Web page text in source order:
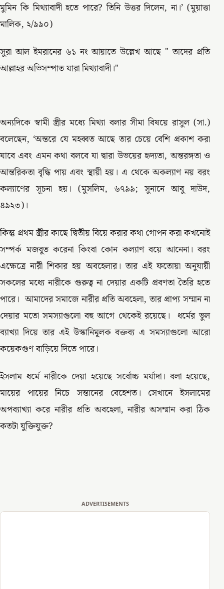
মুমিন কি মিথ্যাবাদী হতে পারে? তিনি উত্তর দিলেন, না।’ (মুয়াত্তা
মালিক, ২/৯৯০)
সুরা আল ইমরানের ৬১ নং আয়াতে উল্লেখ আছে " তাদের প্রতি
আল্লাহর অভিসম্পাত যারা মিথ্যাবাদী।"
অন্যদিকে স্বামী স্ত্রীর মধ্যে মিথ্যা বলার সীমা বিষয়ে রাসুল (সা.)
বলেছেন, ‘অন্তরে যে মহব্বত আছে তার চেয়ে বেশি প্রকাশ করা
যাবে এবং এমন কথা বলবে যা দ্বারা উভয়ের হৃদ্যতা, অন্তরঙ্গতা ও
আন্তরিকতা বৃদ্ধি পায় এবং স্থায়ী হয়। এ থেকে অকল্যাণ নয় বরং
কল্যাণের সূচনা হয়। (মুসলিম, ৬৭৯৯; সুনানে আবু দাউদ,
৪৯২৩)।
কিন্তু প্রথম স্ত্রীর কাছে দ্বিতীয় বিয়ে করার কথা গোপন করা কখনোই
সম্পর্ক মজবুত করেনা কিংবা কোন কল্যাণ বয়ে আনেনা। বরং
এক্ষেত্রে নারী শিকার হয় অবহেলার। তার এই ফতোয়া অনুযায়ী
সকলের মধ্যে নারীকে গুরুত্ব না দেয়ার একটি প্রবণতা তৈরি হতে
পারে। আমাদের সমাজে নারীর প্রতি অবহেলা, তার প্রাপ্য সম্মান না
দেয়ার মতো সমস্যাগুলো বহু আগে থেকেই রয়েছে। ধর্মের ভুল
ব্যাখ্যা দিয়ে তার এই উস্কানিমূলক বক্তব্য এ সমস্যাগুলো আরো
কয়েকগুণ বাড়িয়ে দিতে পারে।
ইসলাম ধর্মে নারীকে দেয়া হয়েছে সর্বোচ্চ মর্যাদা। বলা হয়েছে,
মায়ের পায়ের নিচে সন্তানের বেহেশত। সেখানে ইসলামের
অপব্যাখ্যা করে নারীর প্রতি অবহেলা, নারীর অসম্মান করা ঠিক
কতটা যুক্তিযুক্ত?
ADVERTISEMENTS